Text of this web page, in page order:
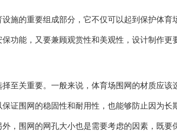
施的重要组成部分，它不仅可以起到保护体
功能，又要兼顾观赏性和美观性，设计制作
至关重要。一般来说，体育场围网的材质应
证围网的稳固性和耐用性，也能够防止因为
，围网的网孔大小也是需要考虑的因素，既